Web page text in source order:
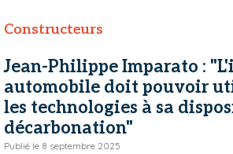
Constructeurs
Jean-Philippe Imparato :
automobile doit pouvoir
les technologies à sa
décarbonation"
Publié le 8 septembre 2025